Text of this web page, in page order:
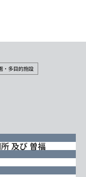
・多目的施設
及び 曽福